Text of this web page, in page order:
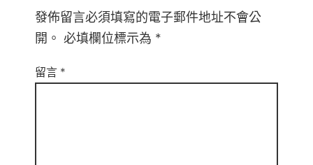
發佈留言必須填寫的電子郵件地址不會公
開。 必填欄位標示為 *
留言 *